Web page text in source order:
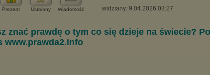
Prezent Ulubiony Wiadomość widziany: 9.04.2026 03:27